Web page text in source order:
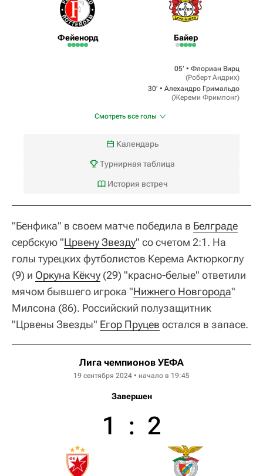
Фейенорд Байер
05‎’‎ • Флориан Вирц
(Роберт Андрих)
30‎’‎ • Алехандро Гримальдо
(Жереми Фримпонг)
Смотреть все голы
Календарь
Турнирная таблица
История встреч
"Бенфика" в своем матче победила в Белграде
сербскую "Црвену Звезду" со счетом 2:1. На
голы турецких футболистов Керема Актюркоглу
(9) и Оркуна Кёкчу (29) "красно-белые" ответили
мячом бывшего игрока "Нижнего Новгорода"
Милсона (86). Российский полузащитник
"Црвены Звезды" Егор Пруцев остался в запасе.
Лига чемпионов УЕФА
19 сентября 2024 • начало в 19:45
Завершен
1 : 2